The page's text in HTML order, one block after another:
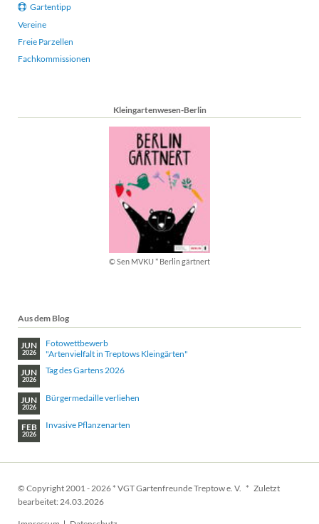
Gartentipp
Vereine
Freie Parzellen
Fachkommissionen
Kleingartenwesen-Berlin
© Sen MVKU * Berlin gärtnert
Aus dem Blog
JUN
2026
Fotowettbewerb
"Artenvielfalt in Treptows Kleingärten"
JUN
2026
Tag des Gartens 2026
JUN
2026
Bürgermedaille verliehen
FEB
2026
Invasive Pflanzenarten
© Copyright 2001 - 2026 * VGT Gartenfreunde Treptow e. V. * Zuletzt
bearbeitet: 24.03.2026